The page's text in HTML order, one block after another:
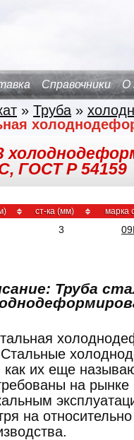
Справочники О
» Труба »
ГОСТ Р 54159
ст-ка (мм) марка
3
Труба
как их еще
на
на